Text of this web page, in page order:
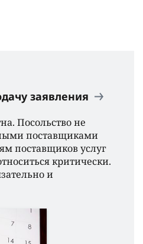
заявления
Посольство не
поставщиками
поставщиков услуг
критически.
и